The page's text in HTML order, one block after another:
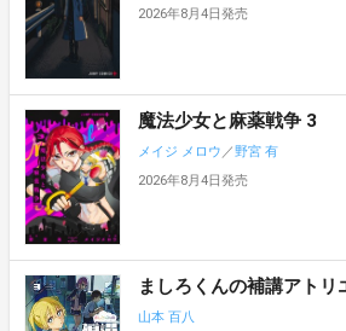
2026年8月4日発売
魔法少女と麻薬戦争 3
メイジ メロウ ／野宮 有
2026年8月4日発売
ましろくんの補講アトリ
山本 百八